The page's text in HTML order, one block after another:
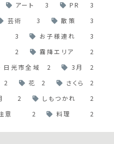
アート 3 PR
3
芸術 3 散策
3
3 お子様連れ
3
2 霧降エリア
2
日光市全域 2 3月
2
2 花 2 さくら
2
2 しもつかれ
2
意 2 料理 2